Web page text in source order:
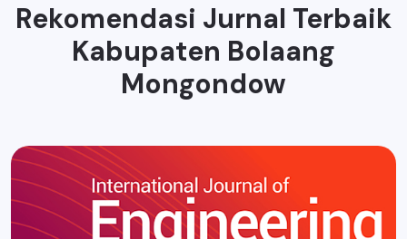
Rekomendasi Jurnal Terbaik
Kabupaten Bolaang
Mongondow